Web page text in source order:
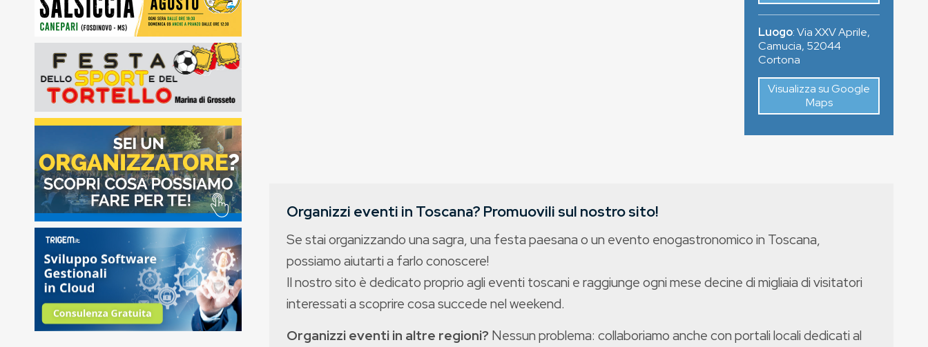
Luogo:Via XXV Aprile,
Camucia, 52044
Cortona
Visualizza su Google
Maps
Organizzi eventi in Toscana? Promuovili sul nostro sito!
Se stai organizzando una sagra, una festa paesana o un evento enogastronomico in Toscana,
possiamo aiutarti a farlo conoscere!
Il nostro sito è dedicato proprio agli eventi toscani e raggiunge ogni mese decine di migliaia di visitatori
interessati a scoprire cosa succede nel weekend.
Organizzi eventi in altre regioni? Nessun problema: collaboriamo anche con portali locali dedicati al